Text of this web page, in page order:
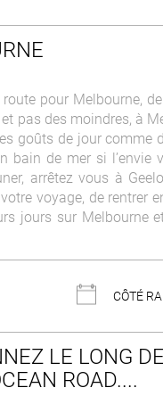
route pour Melbourne,
pas des moindres, à
goûts de jour comme
bain de mer si l’envie
arrêtez vous à
voyage, de rentrer
jours sur Melbourne
CÔTÉ
LE LONG
ROAD....